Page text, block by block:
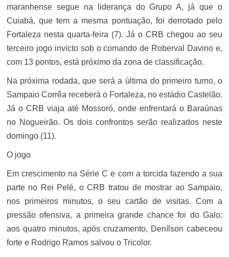
maranhense segue na liderança do Grupo A, já que o
Cuiabá, que tem a mesma pontuação, foi derrotado pelo
Fortaleza nesta quarta-feira (7). Já o CRB chegou ao seu
terceiro jogo invicto sob o comando de Roberval Davino e,
com 13 pontos, está próximo da zona de classificação.
Na próxima rodada, que será a última do primeiro turno, o
Sampaio Corrêa receberá o Fortaleza, no estádio Castelão.
Já o CRB viaja até Mossoró, onde enfrentará o Baraúnas
no Nogueirão. Os dois confrontos serão realizados neste
domingo (11).
O jogo
Em crescimento na Série C e com a torcida fazendo a sua
parte no Rei Pelé, o CRB tratou de mostrar ao Sampaio,
nos primeiros minutos, o seu cartão de visitas. Com a
pressão ofensiva, a primeira grande chance foi do Galo:
aos quatro minutos, após cruzamento, Denílson cabeceou
forte e Rodrigo Ramos salvou o Tricolor.